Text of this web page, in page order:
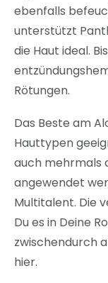
ebenfalls
unterstützt
die Haut ideal.
Rötungen.
Das Beste am
Hauttypen
auch mehrmals
angewendet
Multitalent. Die
Du es in Deine
zwischendurch
hier.